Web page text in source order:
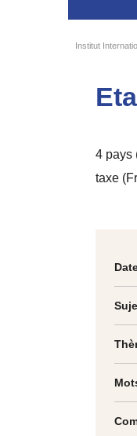
Institut
4 pays
taxe